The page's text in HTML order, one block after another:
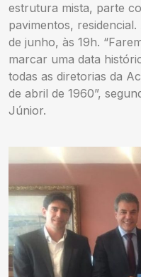
estrutura mista, parte
pavimentos,
de junho, às 19h.
marcar uma data
todas as diretorias da
de abril de 1960”,
Júnior.